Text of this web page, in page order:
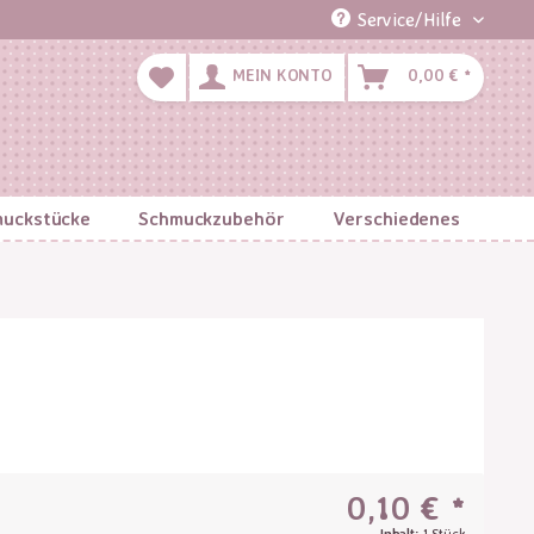
Service/Hilfe
MEIN KONTO 0,00 € *
Schmuckzubehör Verschiedenes
0,10 € *